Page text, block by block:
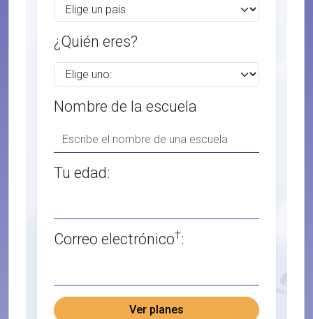
¿Quién eres?
Nombre de la escuela
Tu edad:
Correo electrónico†:
Ver planes